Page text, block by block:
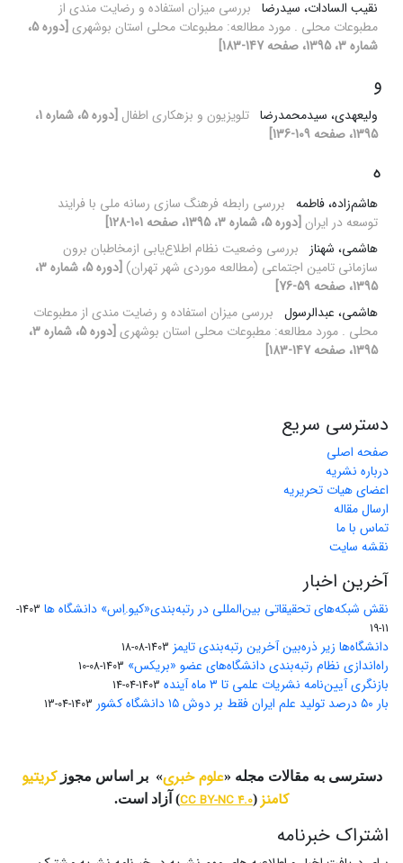
نقیب السادات، سیدرضا بررسی میزان استفاده و رضایت مندی از
مطبوعات محلی . مورد مطالعه: مطبوعات محلی استان بوشهری
[دوره 5،
شماره 3، 1395، صفحه 147-183]
و
ولیعهدی، سیدمحمدرضا تلویزیون و بزهکاری اطفال
[دوره 5، شماره 1،
1395، صفحه 109-136]
ه
هاشم‌زاده، فاطمه بررسی رابطه فرهنگ سازی رسانه ملی با فرایند
توسعه در ایران [دوره 5، شماره 3، 1395، صفحه 101-128]
هاشمی، شهناز
بررسی وضعیت نظام اطلاع‌یابی ازمخاطبان برون
سازمانی تامین اجتماعی (مطالعه موردی شهر تهران)
[دوره 5، شماره 3،
1395، صفحه 59-76]
هاشمی، عبدالرسول بررسی میزان استفاده و رضایت مندی از مطبوعات
محلی . مورد مطالعه: مطبوعات محلی استان بوشهری
[دوره 5، شماره 3،
1395، صفحه 147-183]
دسترسی سریع
صفحه اصلی
درباره نشریه
اعضای هیات تحریریه
ارسال مقاله
تماس با ما
نقشه سایت
آخرین اخبار
نقش شبکه‌های تحقیقاتی بین‌المللی در رتبه‌بندی«کیو.اِس» دانشگاه ها
1403-
11-19
دانشگاه‌ها زیر ذره‌بین آخرین رتبه‌بندی تایمز 1403-08-18
راه‌اندازی نظام رتبه‌بندی دانشگاه‌‌های عضو «بریکس» 1403-08-10
بازنگری آیین‌نامه نشریات علمی تا ۳ ماه آینده 1403-04-14
بار ۵۰ درصد تولید علم ایران فقط بر دوش ۱۵ دانشگاه کشور 1403-04-13
دسترسی به مقالات مجله «علوم خبری» بر اساس مجوزکریتیو
کامنز (
CC BY-NC 4.0) آزاد است.
اشتراک خبرنامه